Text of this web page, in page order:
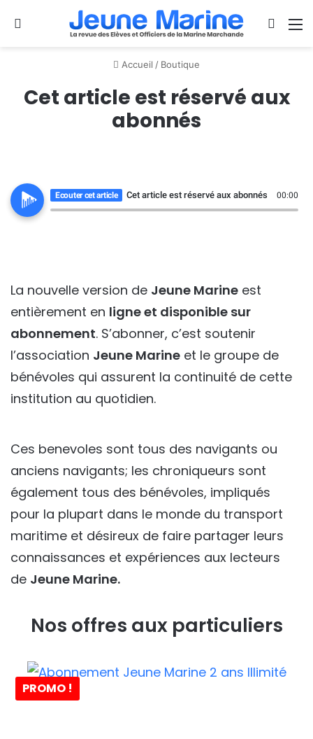
Se connecter
Accueil / Boutique
Cet article est réservé aux
abonnés
Ecouter cet article Cet article est réservé aux abonnés 00:00
La nouvelle version de Jeune Marine est
entièrement en ligne et disponible sur
abonnement. S’abonner, c’est soutenir
l’association Jeune Marine et le groupe de
bénévoles qui assurent la continuité de cette
institution au quotidien.
Ces benevoles sont tous des navigants ou
anciens navigants; les chroniqueurs sont
également tous des bénévoles, impliqués
pour la plupart dans le monde du transport
maritime et désireux de faire partager leurs
connaissances et expériences aux lecteurs
de Jeune Marine.
Nos offres aux particuliers
PROMO !